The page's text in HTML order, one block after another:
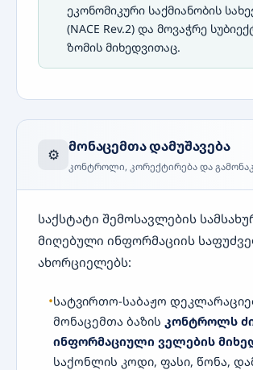
ეკონომიკური საქმიანობის
(NACE Rev.2) და მოვაჭრე
ზომის მიხედვითაც.
⚙️ მონაცემთა დამუშავება
კონტროლი, კორექტირება და
საქსტატი შემოსავლების
მიღებული ინფორმაციის
ახორციელებს:
სატვირთო-საბაჟო
მონაცემთა ბაზის კონტროლს
ინფორმაციული ველების
საქონლის კოდი, ფასი, წონა,